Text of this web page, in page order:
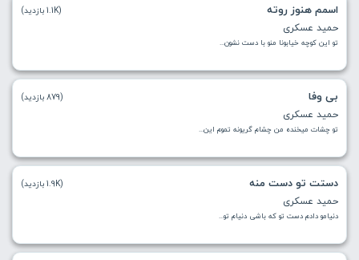
اسمم هنوز روته
حمید عسکری
تو این کوچه خیابونا منو با دست نشون...
(1.1K بازدید)
بی وفا
حمید عسکری
تو چشات میخنده من چشام گریونه تموم این...
(879 بازدید)
دستت تو دست منه
حمید عسکری
دنیامو دادم دست تو که باشی دنیام تو...
(1.9K بازدید)